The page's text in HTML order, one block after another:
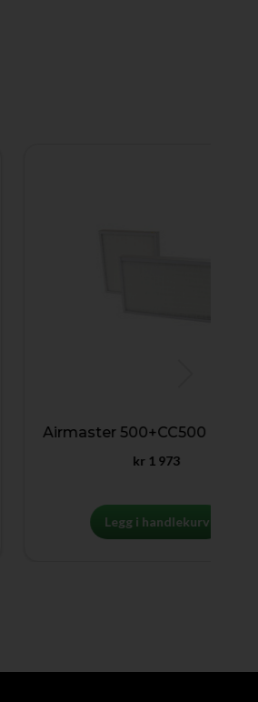
Airmaster 500+CC500 kjøl Duo
1 973
Legg i handlekurv